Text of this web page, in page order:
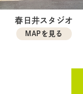
春日井スタジオ
MAPを見る